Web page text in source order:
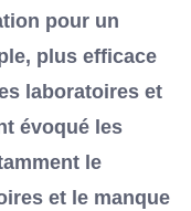
pour un
plus efficace
laboratoires et
évoqué les
le
et le manque